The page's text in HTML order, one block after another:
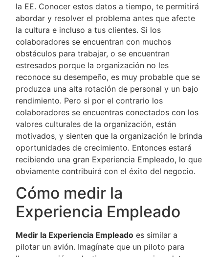
la EE. Conocer estos datos a tiempo, te permitirá
abordar y resolver el problema antes que afecte
la cultura e incluso a tus clientes. Si los
colaboradores se encuentran con muchos
obstáculos para trabajar, o se encuentran
estresados porque la organización no les
reconoce su desempeño, es muy probable que se
produzca una alta rotación de personal y un bajo
rendimiento. Pero si por el contrario los
colaboradores se encuentras conectados con los
valores culturales de la organización, están
motivados, y sienten que la organización le brinda
oportunidades de crecimiento. Entonces estará
recibiendo una gran Experiencia Empleado, lo que
obviamente contribuirá con el éxito del negocio.
Cómo medir la
Experiencia Empleado
Medir la Experiencia Empleado es similar a
pilotar un avión. Imagínate que un piloto para